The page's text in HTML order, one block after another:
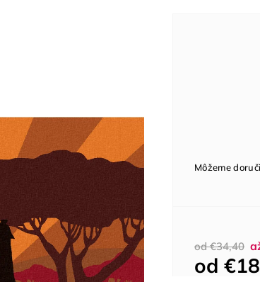
od €34,40
od
Môžeme